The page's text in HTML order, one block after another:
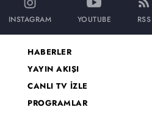
INSTAGRAM YOUTUBE RSS
HABERLER
YAYIN AKIŞI
CANLI TV İZLE
PROGRAMLAR